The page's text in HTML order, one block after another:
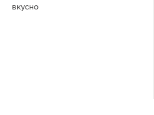
вкусно